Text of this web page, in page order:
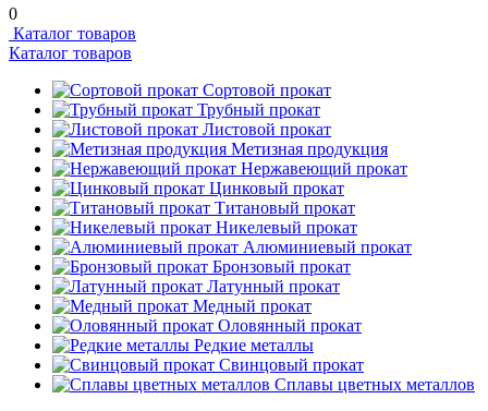
0
Каталог товаров
Каталог товаров
Сортовой прокат
Трубный прокат
Листовой прокат
Метизная продукция
Нержавеющий прокат
Цинковый прокат
Титановый прокат
Никелевый прокат
Алюминиевый прокат
Бронзовый прокат
Латунный прокат
Медный прокат
Оловянный прокат
Редкие металлы
Свинцовый прокат
Сплавы цветных металлов